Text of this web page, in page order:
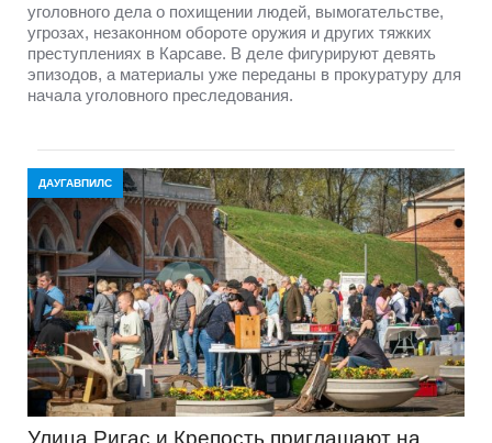
уголовного дела о похищении людей, вымогательстве,
угрозах, незаконном обороте оружия и других тяжких
преступлениях в Карсаве. В деле фигурируют девять
эпизодов, а материалы уже переданы в прокуратуру для
начала уголовного преследования.
ДАУГАВПИЛС
Улица Ригас и Крепость приглашают на